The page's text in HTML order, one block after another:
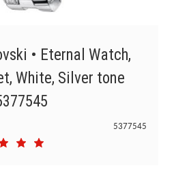
• Eternal Watch,
White, Silver tone
5377545